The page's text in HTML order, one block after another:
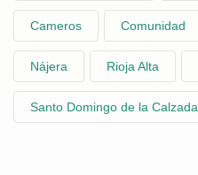
Cameros Comunidad
Nájera Rioja Alta
Santo Domingo de la Calzada